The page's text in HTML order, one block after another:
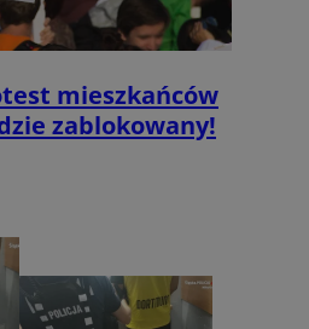
mieszkańców
zablokowany!